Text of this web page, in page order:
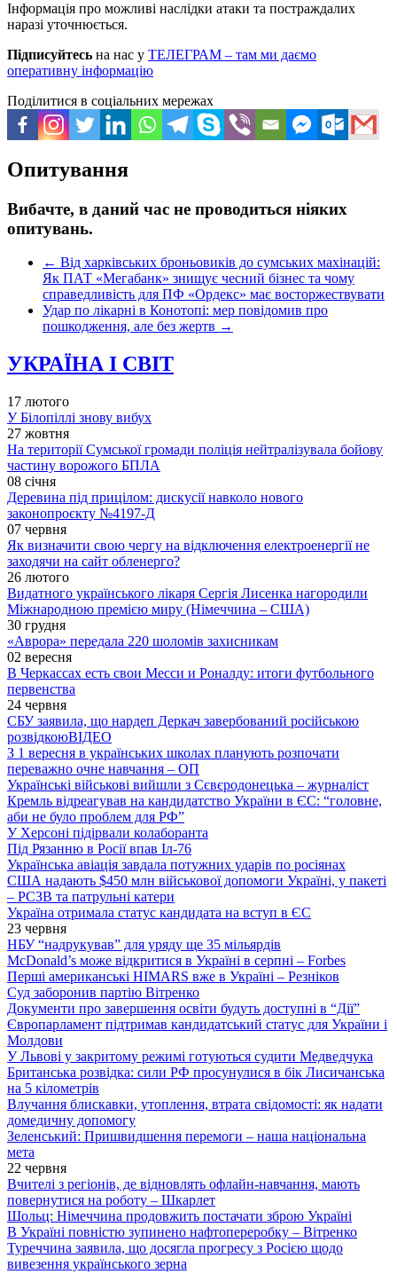
Інформація про можливі наслідки атаки та постраждалих
наразі уточнюється.
Підписуйтесь на нас у ТЕЛЕГРАМ – там ми даємо
оперативну інформацію
Поділитися в соціальних мережах
Опитування
Вибачте, в даний час не проводиться ніяких
опитувань.
← Від харківських броньовиків до сумських махінацій:
Як ПАТ «Мегабанк» знищує чесний бізнес та чому
справедливість для ПФ «Ордекс» має восторжествувати
Удар по лікарні в Конотопі: мер повідомив про
пошкодження, але без жертв →
УКРАЇНА І СВІТ
17 лютого
У Білопіллі знову вибух
27 жовтня
На території Сумської громади поліція нейтралізувала бойову
частину ворожого БПЛА
08 січня
Деревина під прицілом: дискусії навколо нового
законопроєкту №4197-Д
07 червня
Як визначити свою чергу на відключення електроенергії не
заходячи на сайт обленерго?
26 лютого
Видатного українського лікаря Сергія Лисенка нагородили
Міжнародною премією миру (Німеччина – США)
30 грудня
«Аврора» передала 220 шоломів захисникам
02 вересня
В Черкассах есть свои Месси и Роналду: итоги футбольного
первенства
24 червня
СБУ заявила, що нардеп Деркач завербований російською
розвідкоюВІДЕО
З 1 вересня в українських школах планують розпочати
переважно очне навчання – ОП
Українські військові вийшли з Сєвєродонецька – журналіст
Кремль відреагував на кандидатство України в ЄС: “головне,
аби не було проблем для РФ”
У Херсоні підірвали колаборанта
Під Рязанню в Росії впав Іл-76
Українська авіація завдала потужних ударів по росіянах
США надають $450 млн військової допомоги Україні, у пакеті
– РСЗВ та патрульні катери
Україна отримала статус кандидата на вступ в ЄС
23 червня
НБУ “надрукував” для уряду ще 35 мільярдів
McDonald’s може відкритися в Україні в серпні – Forbes
Перші американські HIMARS вже в Україні – Резніков
Суд заборонив партію Вітренко
Документи про завершення освіти будуть доступні в “Дії”
Європарламент підтримав кандидатський статус для України і
Молдови
У Львові у закритому режимі готуються судити Медведчука
Британська розвідка: сили РФ просунулися в бік Лисичанська
на 5 кілометрів
Влучання блискавки, утоплення, втрата свідомості: як надати
домедичну допомогу
Зеленський: Пришвидшення перемоги – наша національна
мета
22 червня
Вчителі з регіонів, де відновлять офлайн-навчання, мають
повернутися на роботу – Шкарлет
Шольц: Німеччина продовжить постачати зброю Україні
В Україні повністю зупинено нафтопереробку – Вітренко
Туреччина заявила, що досягла прогресу з Росією щодо
вивезення українського зерна